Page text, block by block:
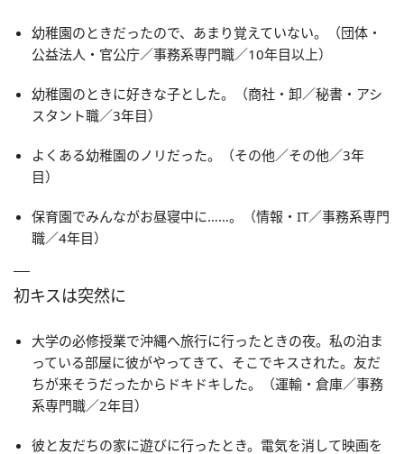
幼稚園のときだったので、あまり覚えていない。（団体・
公益法人・官公庁／事務系専門職／10年目以上）
幼稚園のときに好きな子とした。（商社・卸／秘書・アシ
スタント職／3年目）
よくある幼稚園のノリだった。（その他／その他／3年
目）
保育園でみんながお昼寝中に……。（情報・IT／事務系専門
職／4年目）
初キスは突然に
大学の必修授業で沖縄へ旅行に行ったときの夜。私の泊ま
っている部屋に彼がやってきて、そこでキスされた。友だ
ちが来そうだったからドキドキした。（運輸・倉庫／事務
系専門職／2年目）
彼と友だちの家に遊びに行ったとき。電気を消して映画を